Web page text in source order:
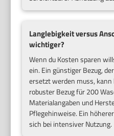
Langlebigkeit versus
wichtiger?
Wenn du Kosten sparen
ein. Ein günstiger Bezug,
ersetzt werden muss,
robuster Bezug für 200
Materialangaben und
Pflegehinweise. Ein
sich bei intensiver Nutzung.